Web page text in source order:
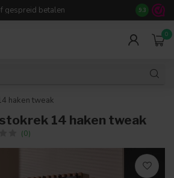
gespreid betalen 14 dagen
9.3
0
haken tweak
14 haken tweak
(0)